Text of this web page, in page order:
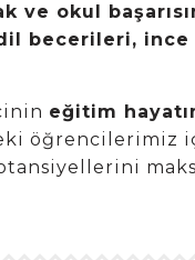
okul
becerileri,
eğitim
öğrencilerimiz